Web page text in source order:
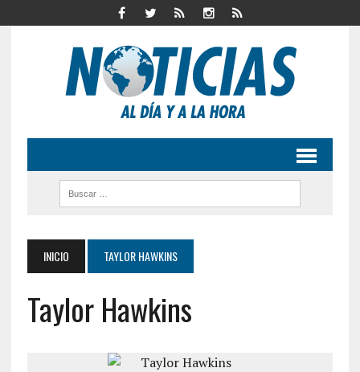
INICIO TAYLOR HAWKINS
Taylor Hawkins